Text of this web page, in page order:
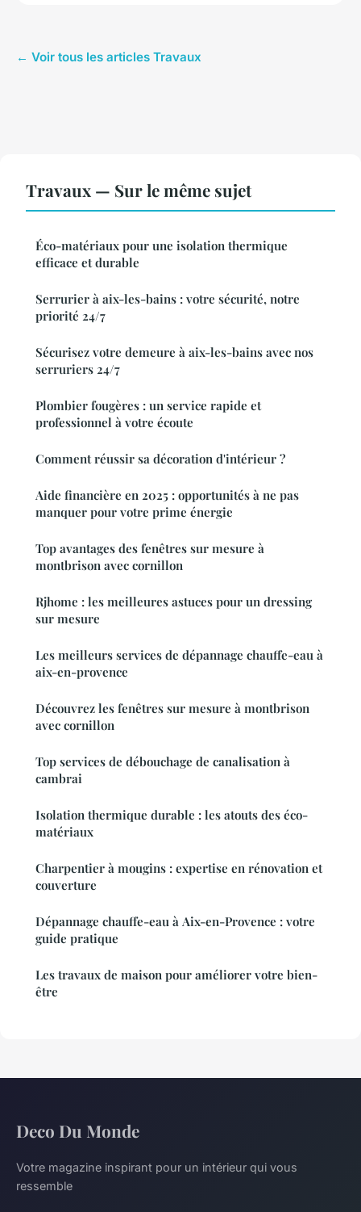
← Voir tous les articles Travaux
Travaux — Sur le même sujet
Éco-matériaux pour une isolation thermique
efficace et durable
Serrurier à aix-les-bains : votre sécurité, notre
priorité 24/7
Sécurisez votre demeure à aix-les-bains avec nos
serruriers 24/7
Plombier fougères : un service rapide et
professionnel à votre écoute
Comment réussir sa décoration d'intérieur ?
Aide financière en 2025 : opportunités à ne pas
manquer pour votre prime énergie
Top avantages des fenêtres sur mesure à
montbrison avec cornillon
Rjhome : les meilleures astuces pour un dressing
sur mesure
Les meilleurs services de dépannage chauffe-eau à
aix-en-provence
Découvrez les fenêtres sur mesure à montbrison
avec cornillon
Top services de débouchage de canalisation à
cambrai
Isolation thermique durable : les atouts des éco-
matériaux
Charpentier à mougins : expertise en rénovation et
couverture
Dépannage chauffe-eau à Aix-en-Provence : votre
guide pratique
Les travaux de maison pour améliorer votre bien-
être
Deco Du Monde
Votre magazine inspirant pour un intérieur qui vous
ressemble